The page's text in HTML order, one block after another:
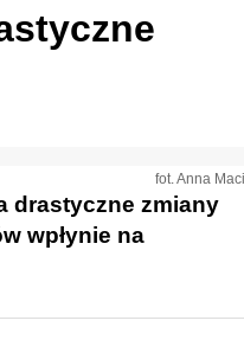
fot. Anna
drastyczne zmiany
wpłynie na